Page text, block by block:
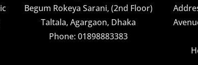
Phone: 01898883383
Begum Rokeya Sarani, (2nd Floor)
Taltala, Agargaon, Dhaka